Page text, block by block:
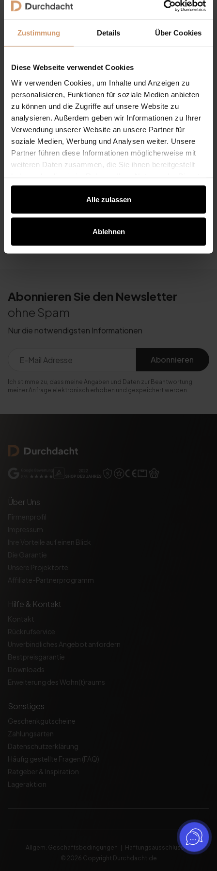
Zustimmung Details Über Cookies
Diese Webseite verwendet Cookies
Wir verwenden Cookies, um Inhalte und Anzeigen zu
personalisieren, Funktionen für soziale Medien anbieten
zu können und die Zugriffe auf unsere Website zu
analysieren. Außerdem geben wir Informationen zu Ihrer
Verwendung unserer Website an unsere Partner für
soziale Medien, Werbung und Analysen weiter. Unsere
Partner führen diese Informationen möglicherweise mit
weiteren Daten zusammen, die Sie ihnen bereitgestellt
gesammelt haben.
Alle zulassen
Ablehnen
mehr lesen
Abonnieren Sie den Newsletter
ohne Spam
Nur die notwendigsten Informationen
Abonnieren
Ich stimme zu, dass meine Angaben und Daten zur Beantwortung
meiner Anfrage elektronisch erhoben und gespeichert werden.
Über Uns
Firmenprofil
Impressum
Ihre Vorteile auf einen Blick
Die Garantie
Unsere Projektorte
Affiliate-Partnerprogramm
Hilfe & Kontakt
Kontakt
Rückrufservice
Unverbindliches Angebot anfordern
Bestpreisgarantie
Downloads
Erweiterung des Wohn(t)raums
Sonstiges
Geschenkgutscheine
Zahlungsarten
Datenschutzerklärung
Häufig gestellte Fragen (FAQ)
Ratgeber & Inspiration
Lageraktion
Allgem. Geschäftsbedingungen
Haftungsausschluss
© 2026 Copyright Durchdacht.de